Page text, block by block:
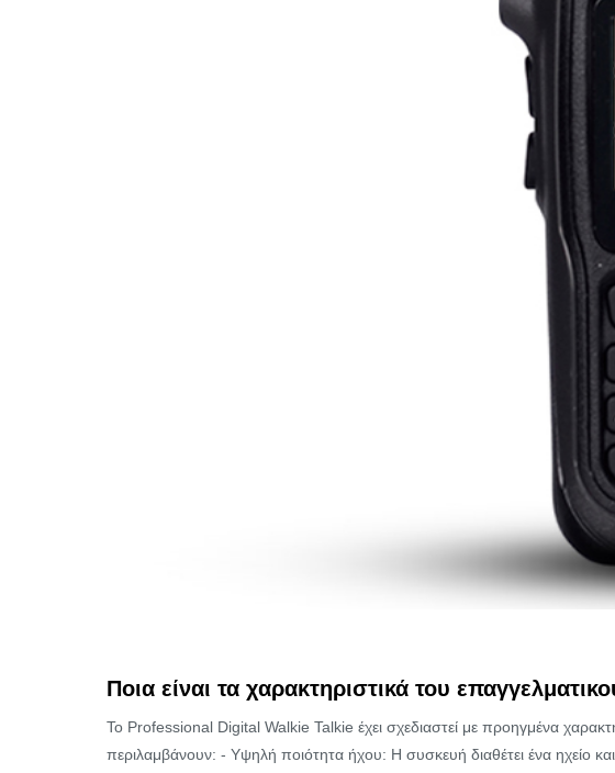
Ποια είναι τα χαρακτηριστικά του
Το Professional Digital Walkie Talkie έχει σχεδιαστεί με προηγμένα
περιλαμβάνουν: - Υψηλή ποιότητα ήχου: Η συσκευή διαθέτει ένα ηχείο